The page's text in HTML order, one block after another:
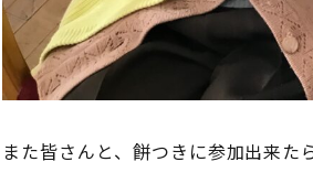
また皆さんと、餅つきに参加出来